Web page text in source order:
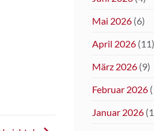
Mai 2026(6)
April 2026(11)
März 2026(9)
Februar 2026
Januar 2026